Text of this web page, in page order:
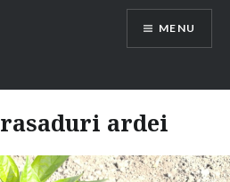
MENU
rasaduri ardei